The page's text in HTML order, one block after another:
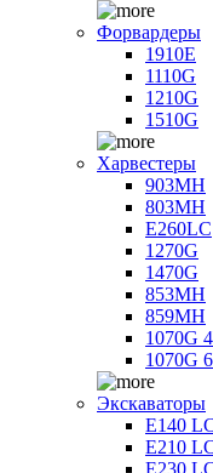
Форвардеры
1910E
1110G
1210G
1510G
Харвестеры
903MH
803MH
E260LC
1270G
1470G
853MH
859MH
1070G
1070G
Экскаваторы
E140
E210
E230